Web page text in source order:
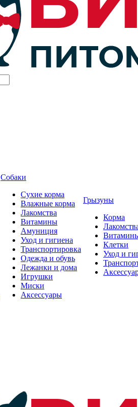
Собаки
Сухие корма
Влажные корма
Лакомства
Витамины
Амуниция
Уход и гигиена
Транспортировка
Одежда и обувь
Лежанки и дома
Игрушки
Миски
Аксессуары
Грызуны
Корма
Клетки
Уход и